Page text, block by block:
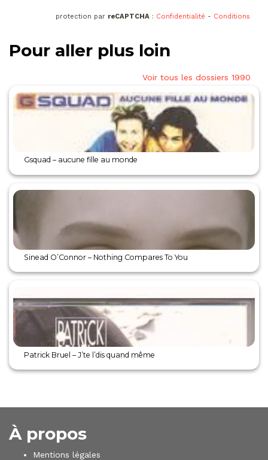
protection par reCAPTCHA : Confidentialité - Conditions
Pour aller plus loin
Voir tous les dossiers 1990
Gsquad – aucune fille au monde
Sinead O’Connor – Nothing Compares To You
Patrick Bruel – J’te l’dis quand même
À propos
Mentions légales